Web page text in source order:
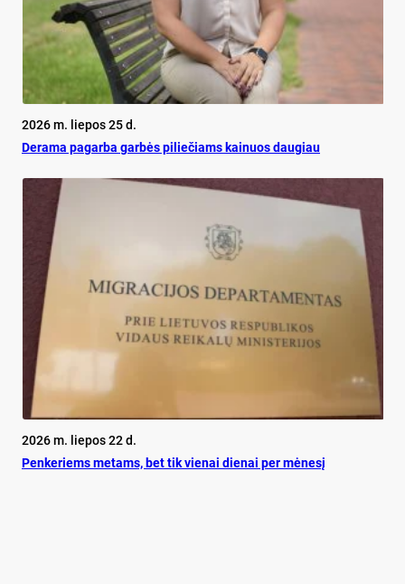
2026 m. liepos 25 d.
De­ra­ma pa­gar­ba gar­bės pi­lie­čiams kai­nuos dau­giau
2026 m. liepos 22 d.
Pen­ke­riems me­tams, bet tik vie­nai die­nai per mė­ne­sį